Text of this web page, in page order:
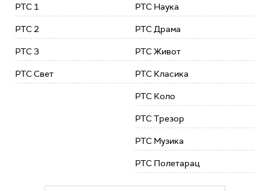
РТС 1
РТС 2
РТС 3
РТС Свет
РТС Наука
РТС Драма
РТС Живот
РТС Класика
РТС Коло
РТС Трезор
РТС Музика
РТС Полетарац